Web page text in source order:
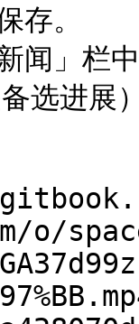
存。
闻」栏
选进展